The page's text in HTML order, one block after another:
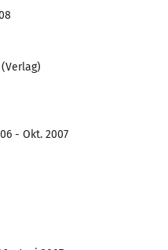
- Okt. 2007